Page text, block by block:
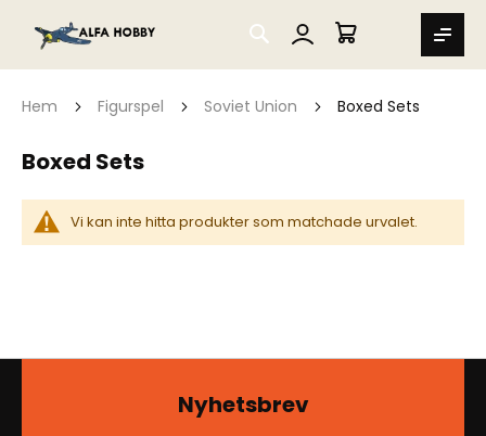
SEARCH
MIN VARUKORG
Hem Figurspel Soviet Union Boxed Sets
Boxed Sets
Vi kan inte hitta produkter som matchade urvalet.
Nyhetsbrev